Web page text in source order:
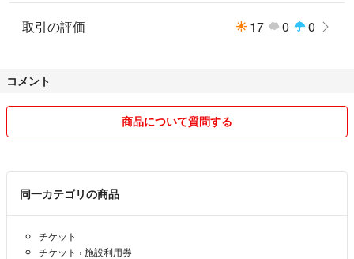
取引の評価 17 0 0
コメント
商品について質問する
同一カテゴリの商品
チケット
チケット › 施設利用券